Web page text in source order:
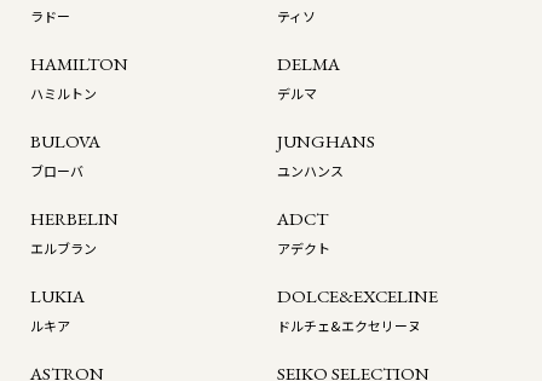
ラドー ティソ
HAMILTON
ハミルトン
DELMA
デルマ
BULOVA
ブローバ
JUNGHANS
ユンハンス
HERBELIN
エルブラン
ADCT
アデクト
LUKIA
ルキア
DOLCE&EXCELINE
ドルチェ&エクセリーヌ
ASTRON SEIKO SELECTION